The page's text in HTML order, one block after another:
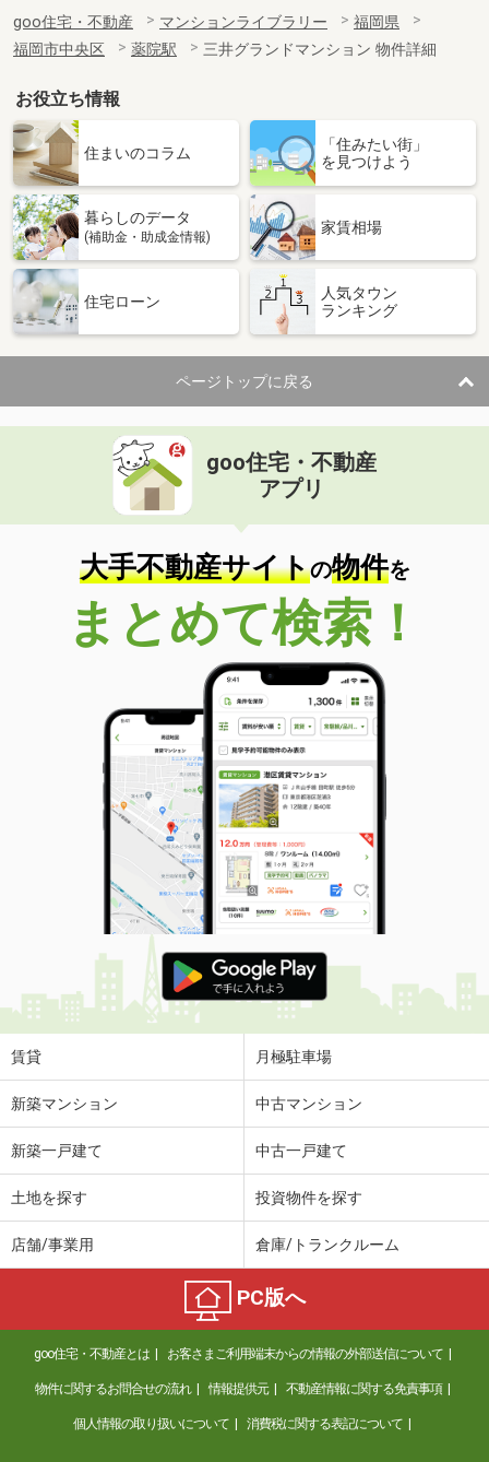
goo住宅・不動産 マンションライブラリー
福岡県
福岡市中央区
薬院駅 三井グランドマンション 物件詳細
お役立ち情報
住まいのコラム
「住みたい街」
を見つけよう
暮らしのデータ
(補助金・助成金情報)
家賃相場
住宅ローン
人気タウン
ランキング
ページトップに戻る
goo住宅・不動産
アプリ
大手不動産サイトの物件を
まとめて検索！
賃貸 月極駐車場
新築マンション 中古マンション
新築一戸建て 中古一戸建て
土地を探す 投資物件を探す
店舗/事業用 倉庫/トランクルーム
PC版へ
goo住宅・不動産とは お客さまご利用端末からの情報の外部送信について
物件に関するお問合せの流れ 情報提供元 不動産情報に関する免責事項
個人情報の取り扱いについて 消費税に関する表記について